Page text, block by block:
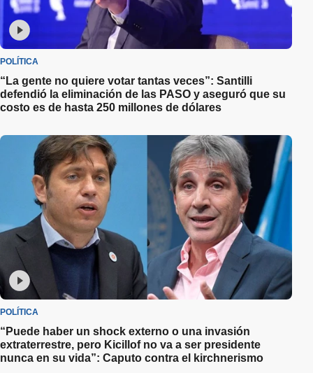
POLÍTICA
“La gente no quiere votar tantas veces”: Santilli
defendió la eliminación de las PASO y aseguró que su
costo es de hasta 250 millones de dólares
POLÍTICA
“Puede haber un shock externo o una invasión
extraterrestre, pero Kicillof no va a ser presidente
nunca en su vida”: Caputo contra el kirchnerismo